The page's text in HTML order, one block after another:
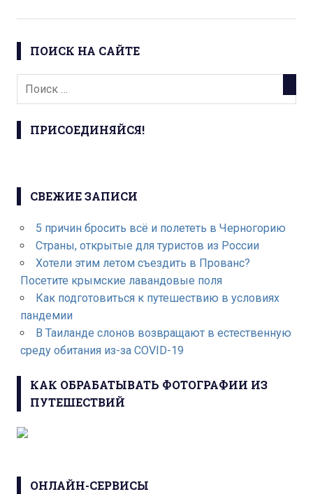
ПОИСК НА САЙТЕ
ПРИСОЕДИНЯЙСЯ!
СВЕЖИЕ ЗАПИСИ
5 причин бросить всё и полететь в Черногорию
Страны, открытые для туристов из России
Хотели этим летом съездить в Прованс?
Посетите крымские лавандовые поля
Как подготовиться к путешествию в условиях
пандемии
В Таиланде слонов возвращают в естественную
среду обитания из-за COVID-19
КАК ОБРАБАТЫВАТЬ ФОТОГРАФИИ ИЗ
ПУТЕШЕСТВИЙ
ОНЛАЙН-СЕРВИСЫ